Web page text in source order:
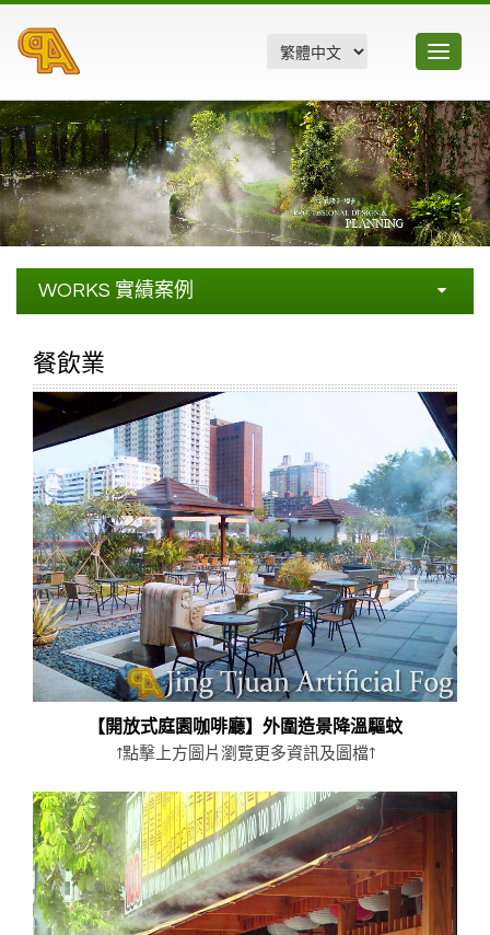
Toggle
WORKS 實績案例
餐飲業
景觀及開放場所
工業及工廠
展覽實績
餐飲業
【開放式庭園咖啡廳】外圍造景降溫驅蚊
↑點擊上方圖片瀏覽更多資訊及圖檔↑